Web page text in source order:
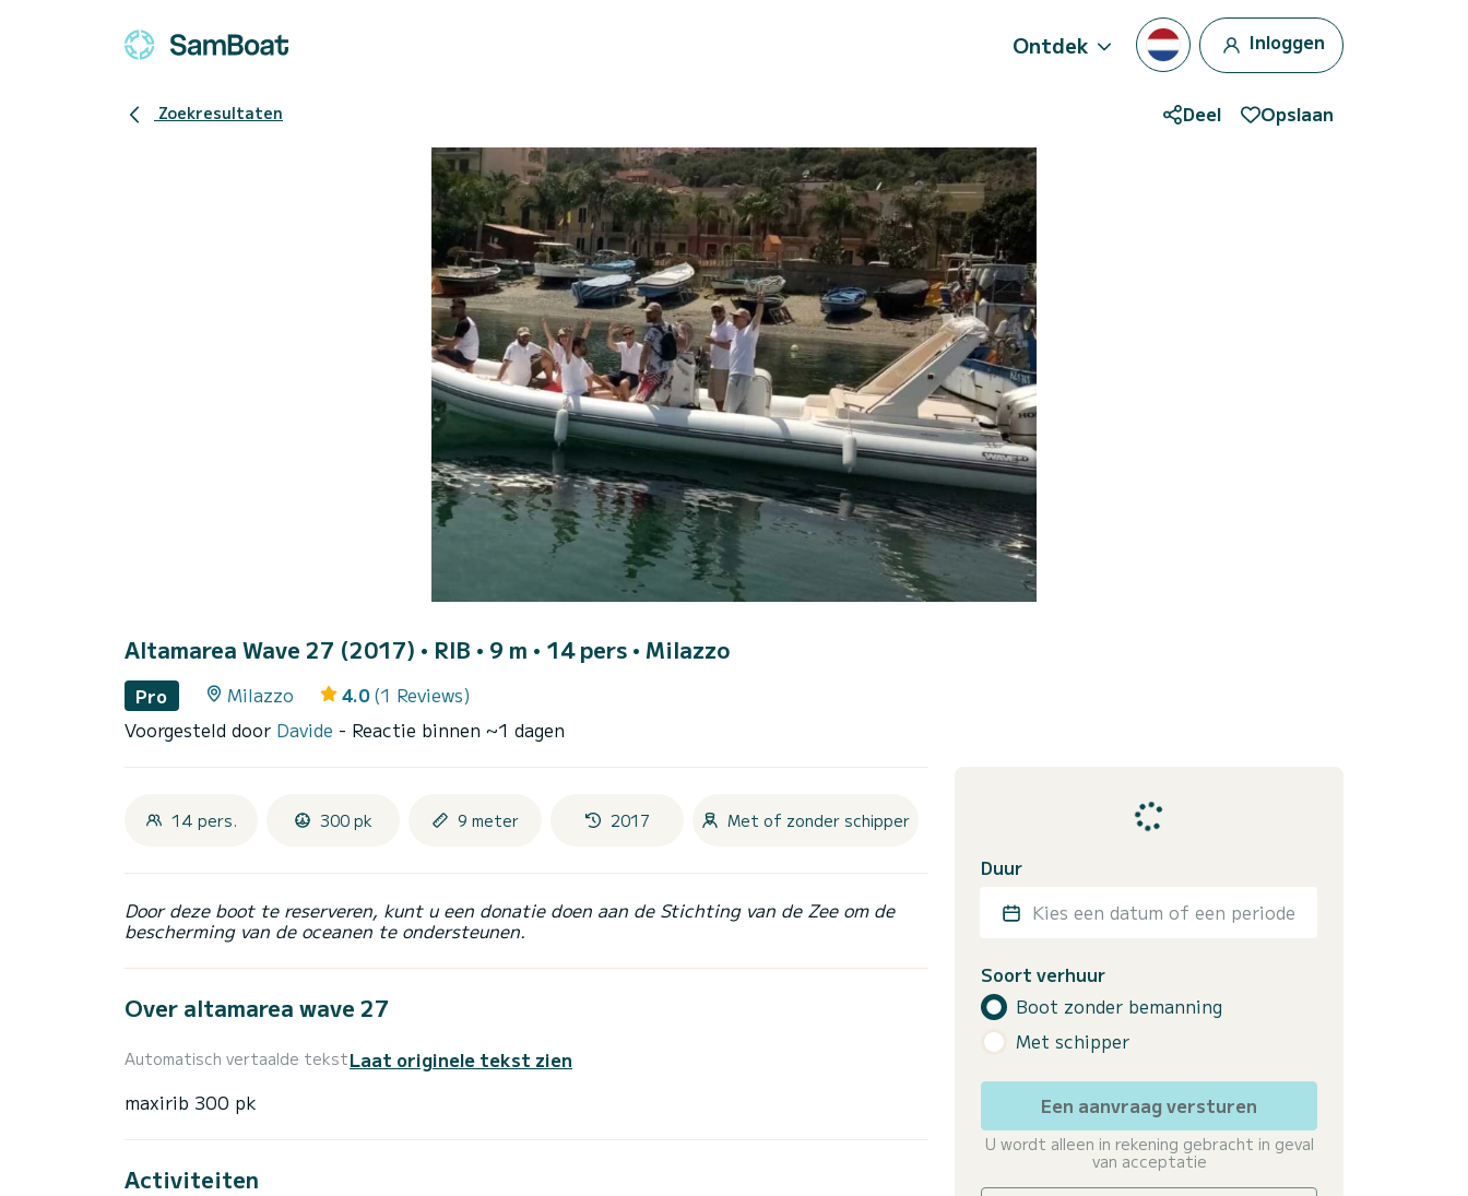
Ontdek Inloggen
Zoekresultaten Deel Opslaan
Altamarea Wave 27 (2017) • RIB • 9 m • 14 pers • Milazzo
Pro Milazzo 4.0 (1 Reviews)
Voorgesteld door Davide - Reactie binnen ~1 dagen
14 pers. 300 pk 9 meter 2017 Met of zonder schipper
Door deze boot te reserveren, kunt u een donatie doen aan de Stichting van de Zee om de
bescherming van de oceanen te ondersteunen.
Over altamarea wave 27
Automatisch vertaalde tekstLaat originele tekst zien
Activiteiten
Duur
Kies een datum of een periode
Soort verhuur
Boot zonder bemanning
Met schipper
Een aanvraag versturen
U wordt alleen in rekening gebracht in geval
van acceptatie